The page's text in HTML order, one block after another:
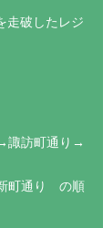
破したレジ
諏訪町通り→
町通り の順